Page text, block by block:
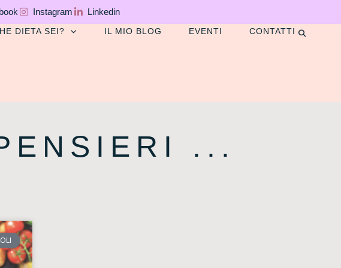
Instagram Linkedin
DIETA SEI? IL MIO BLOG EVENTI CONTATTI
...